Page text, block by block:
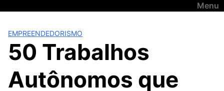
Menu
EMPREENDEDORISMO
50 Trabalhos
Autônomos que